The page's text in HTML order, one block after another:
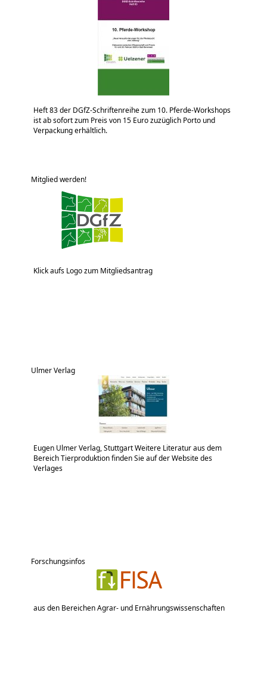
Heft 83 der DGfZ-Schriftenreihe zum 10. Pferde-Workshops
ist ab sofort zum Preis von 15 Euro zuzüglich Porto und
Verpackung erhältlich.
Mitglied werden!
Klick aufs Logo zum Mitgliedsantrag
Ulmer Verlag
Eugen Ulmer Verlag, Stuttgart Weitere Literatur aus dem
Bereich Tierproduktion finden Sie auf der Website des
Verlages
Forschungsinfos
aus den Bereichen Agrar- und Ernährungswissenschaften